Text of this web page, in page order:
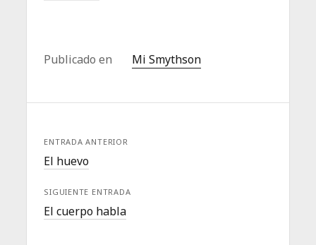
Publicado en Mi Smythson
ENTRADA ANTERIOR
El huevo
SIGUIENTE ENTRADA
El cuerpo habla